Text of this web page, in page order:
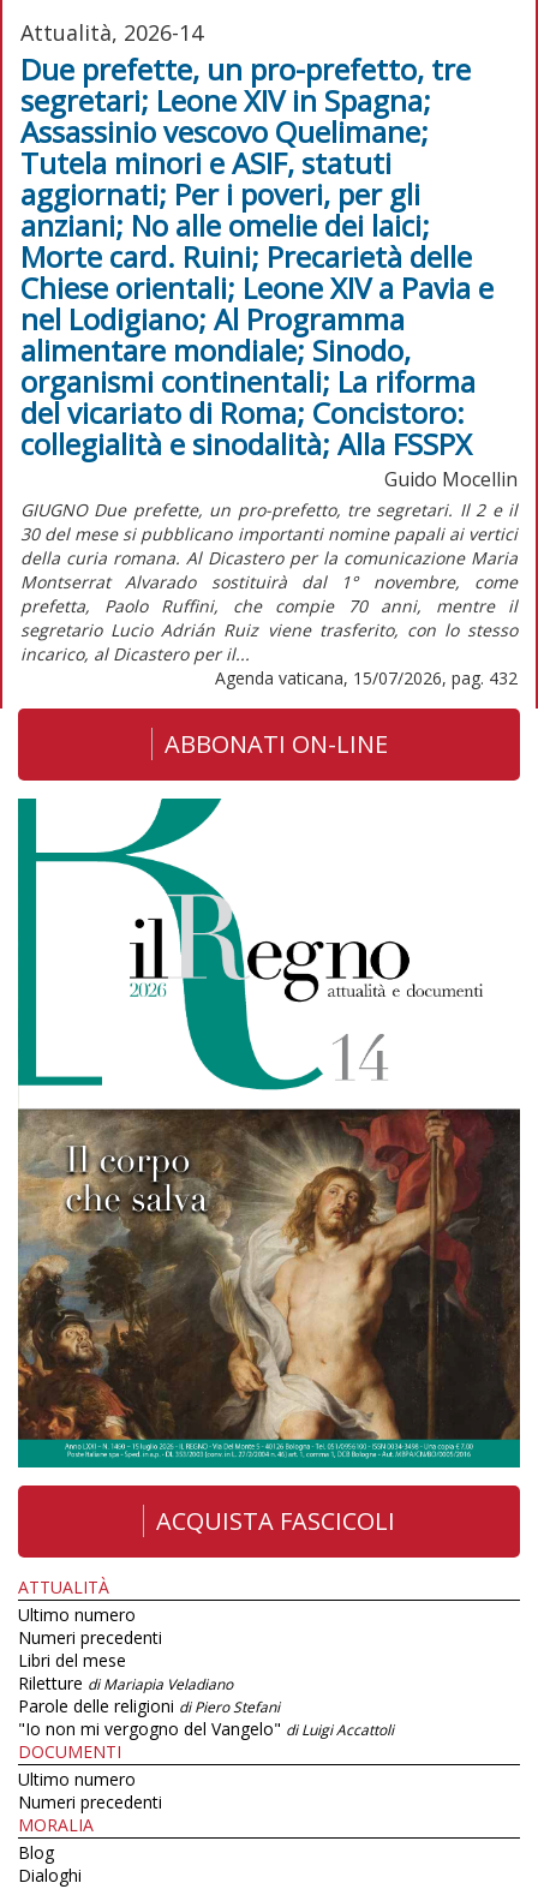
Attualità, 2026-14
Due prefette, un pro-prefetto, tre
segretari; Leone XIV in Spagna;
Assassinio vescovo Quelimane;
Tutela minori e ASIF, statuti
aggiornati; Per i poveri, per gli
anziani; No alle omelie dei laici;
Morte card. Ruini; Precarietà delle
Chiese orientali; Leone XIV a Pavia e
nel Lodigiano; Al Programma
alimentare mondiale; Sinodo,
organismi continentali; La riforma
del vicariato di Roma; Concistoro:
collegialità e sinodalità; Alla FSSPX
Guido Mocellin
GIUGNO Due prefette, un pro-prefetto, tre segretari. Il 2 e il
30 del mese si pubblicano importanti nomine papali ai vertici
della curia romana. Al Dicastero per la comunicazione Maria
Montserrat Alvarado sostituirà dal 1° novembre, come
prefetta, Paolo Ruffini, che compie 70 anni, mentre il
segretario Lucio Adrián Ruiz viene trasferito, con lo stesso
incarico, al Dicastero per il...
Agenda vaticana, 15/07/2026, pag. 432
ABBONATI ON-LINE
ACQUISTA FASCICOLI
ATTUALITÀ
Ultimo numero
Numeri precedenti
Libri del mese
Riletture di Mariapia Veladiano
Parole delle religioni di Piero Stefani
"Io non mi vergogno del Vangelo" di Luigi Accattoli
DOCUMENTI
Ultimo numero
Numeri precedenti
MORALIA
Blog
Dialoghi